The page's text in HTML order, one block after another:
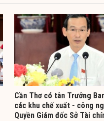
Cần Thơ có tân Trưởng
các khu chế xuất - công
Quyền Giám đốc Sở Tài